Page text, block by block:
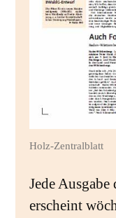
Holz-Zentralblatt
Jede
erscheint